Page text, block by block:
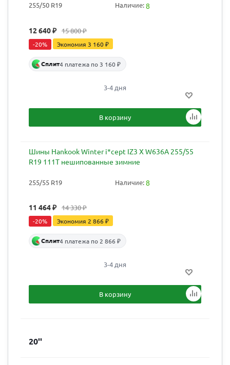
255/50 R19 Наличие:8
12 640₽ 15 800₽
-20% Экономия 3 160₽
Сплит4 платежа по 3 160 ₽
3-4 дня
В корзину
Шины Hankook Winter i*cept IZ3 X W636A 255/55
R19 111T нешипованные зимние
255/55 R19 Наличие:8
11 464₽ 14 330₽
-20% Экономия 2 866₽
Сплит4 платежа по 2 866 ₽
3-4 дня
В корзину
20''